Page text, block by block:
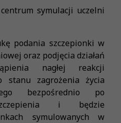
symulacji uczelni
podania szczepionki w
oraz podjęcia działań
nagłej reakcji
stanu zagrożenia życia
bezpośrednio po
i będzie
symulowanych w